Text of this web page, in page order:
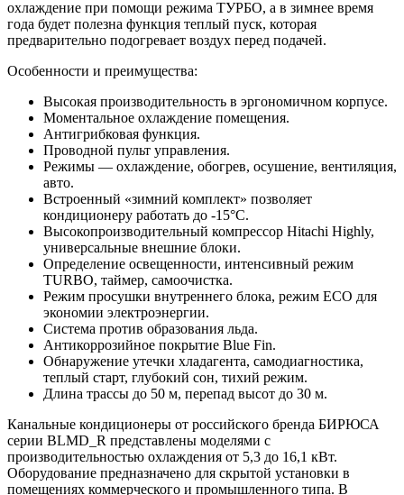
охлаждение при помощи режима ТУРБО, а в зимнее время
года будет полезна функция теплый пуск, которая
предварительно подогревает воздух перед подачей.
Особенности и преимущества:
Высокая производительность в эргономичном корпусе.
Моментальное охлаждение помещения.
Антигрибковая функция.
Проводной пульт управления.
Режимы — охлаждение, обогрев, осушение, вентиляция,
авто.
Встроенный «зимний комплект» позволяет
кондиционеру работать до -15°С.
Высокопроизводительный компрессор Hitachi Highly,
универсальные внешние блоки.
Определение освещенности, интенсивный режим
TURBO, таймер, самоочистка.
Режим просушки внутреннего блока, режим ECO для
экономии электроэнергии.
Система против образования льда.
Антикоррозийное покрытие Blue Fin.
Обнаружение утечки хладагента, самодиагностика,
теплый старт, глубокий сон, тихий режим.
Длина трассы до 50 м, перепад высот до 30 м.
Канальные кондиционеры от российского бренда БИРЮСА
серии BLMD_R представлены моделями с
производительностью охлаждения от 5,3 до 16,1 кВт.
Оборудование предназначено для скрытой установки в
помещениях коммерческого и промышленного типа. В